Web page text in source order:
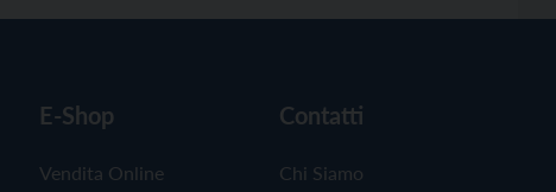
E-Shop
Vendita Online
Contatti
Chi Siamo